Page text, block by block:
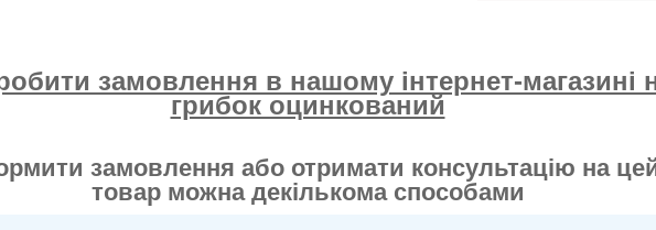
замовлення в нашому інтернет-магазині
грибок оцинкований
замовлення або отримати консультацію на
товар можна декількома способами